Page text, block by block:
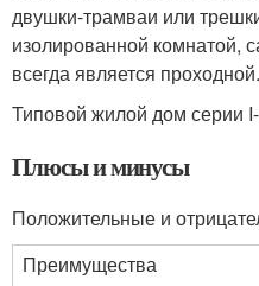
двушки-трамваи или
изолированной комнатой,
всегда является проходной.
Типовой жилой дом серии
Плюсы и минусы
Положительные и
Преимущества